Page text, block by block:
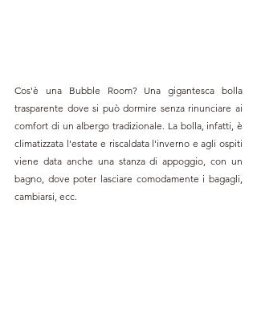
Cos'è una Bubble Room? Una gigantesca bolla
trasparente dove si può dormire senza rinunciare ai
comfort di un albergo tradizionale. La bolla, infatti, è
climatizzata l'estate e riscaldata l'inverno e agli ospiti
viene data anche una stanza di appoggio, con un
bagno, dove poter lasciare comodamente i bagagli,
cambiarsi, ecc.